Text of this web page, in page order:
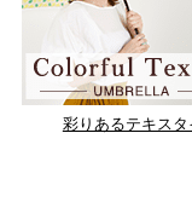
彩りあるテキスタ